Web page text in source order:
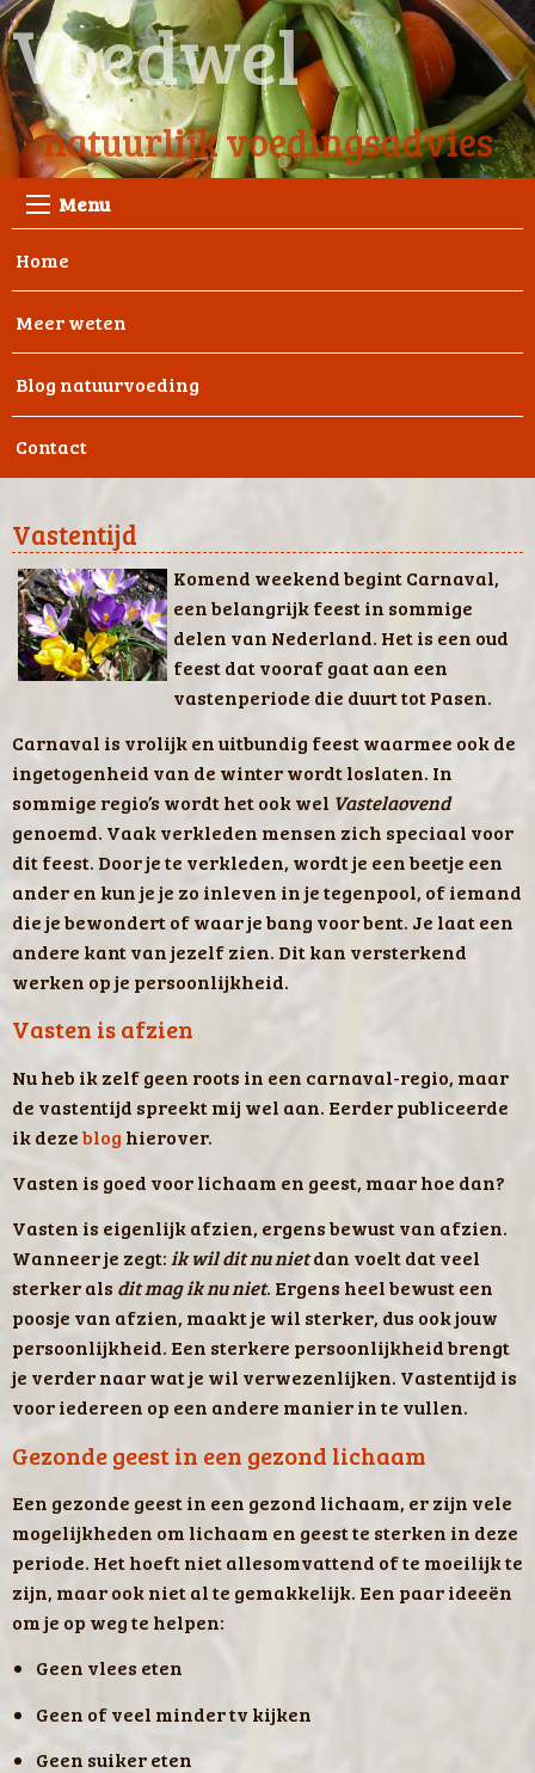
Voedwel
natuurlijk voedingsadvies
Menu
Home
Meer weten
Blog natuurvoeding
Contact
Vastentijd
Komend weekend begint Carnaval,
een belangrijk feest in sommige
delen van Nederland. Het is een oud
feest dat vooraf gaat aan een
vastenperiode die duurt tot Pasen.
Carnaval is vrolijk en uitbundig feest waarmee ook de
ingetogenheid van de winter wordt loslaten. In
sommige regio’s wordt het ook wel Vastelaovend
genoemd. Vaak verkleden mensen zich speciaal voor
dit feest. Door je te verkleden, wordt je een beetje een
ander en kun je je zo inleven in je tegenpool, of iemand
die je bewondert of waar je bang voor bent. Je laat een
andere kant van jezelf zien. Dit kan versterkend
werken op je persoonlijkheid.
Vasten is afzien
Nu heb ik zelf geen roots in een carnaval-regio, maar
de vastentijd spreekt mij wel aan. Eerder publiceerde
ik dezeblog hierover.
Vasten is goed voor lichaam en geest, maar hoe dan?
Vasten is eigenlijk afzien, ergens bewust van afzien.
Wanneer je zegt:ik wil dit nu nietdan voelt dat veel
sterker als dit mag ik nu niet. Ergens heel bewust een
poosje van afzien, maakt je wil sterker, dus ook jouw
persoonlijkheid. Een sterkere persoonlijkheid brengt
je verder naar wat je wil verwezenlijken. Vastentijd is
voor iedereen op een andere manier in te vullen.
Gezonde geest in een gezond lichaam
Een gezonde geest in een gezond lichaam, er zijn vele
mogelijkheden om lichaam en geest te sterken in deze
periode. Het hoeft niet allesomvattend of te moeilijk te
zijn, maar ook niet al te gemakkelijk. Een paar ideeën
om je op weg te helpen:
Geen vlees eten
Geen of veel minder tv kijken
Geen suiker eten